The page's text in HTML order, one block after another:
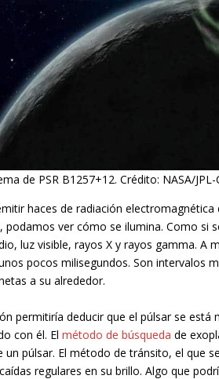
de PSR B1257+12. Crédito: NASA/JPL-
haces de radiación
, podamos ver cómo se ilumina. Como si
luz visible, rayos X y rayos gamma. A
pocos milisegundos. Son intervalos
a su alrededor.
permitiría deducir que el púlsar se
con él. Elmétodo de búsqueda de
púlsar. El método de tránsito, el que
regulares en su brillo. Algo que